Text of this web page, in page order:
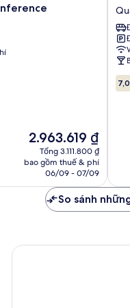
Giá
hiện
tại
2.963.619 ₫
2.963.619 ₫
Tổng 3.111.800 ₫
bao gồm thuế & phí
06/09 - 07/09
7.0
7,0
So sánh